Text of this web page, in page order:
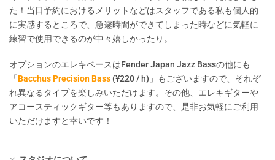
た！当日予約におけるメリットなどはスタッフである私も個人的
に実感するところで、急遽時間ができてしまった時などに気軽に
練習で使用できるのが中々嬉しかったり。
オプションのエレキベースはFender Japan Jazz Bassの他にも
「 Bacchus Precision Bass (¥220 / h)」もございますので、それぞ
れ異なるタイプを楽しみいただけます。その他、エレキギターや
アコースティックギター等もありますので、是非お気軽にご利用
いただけますと幸いです！